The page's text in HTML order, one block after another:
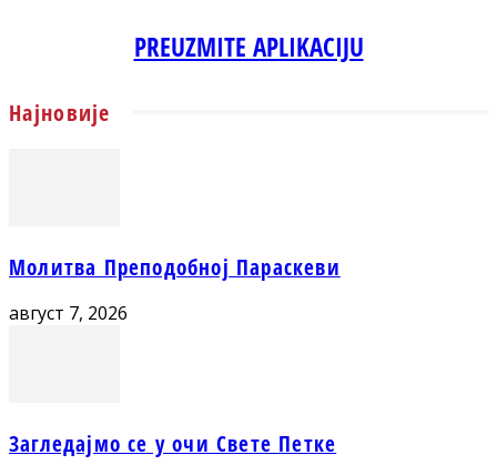
PREUZMITE APLIKACIJU
Најновије
Молитва Преподобној Параскеви
август 7, 2026
Загледајмо се у очи Свете Петке